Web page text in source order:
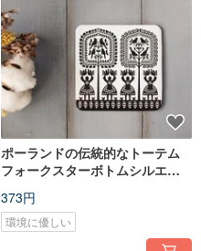
ポーランドの伝統的なトーテム
フォークスターボトムシルエッ
ースター
373円
環境に優しい